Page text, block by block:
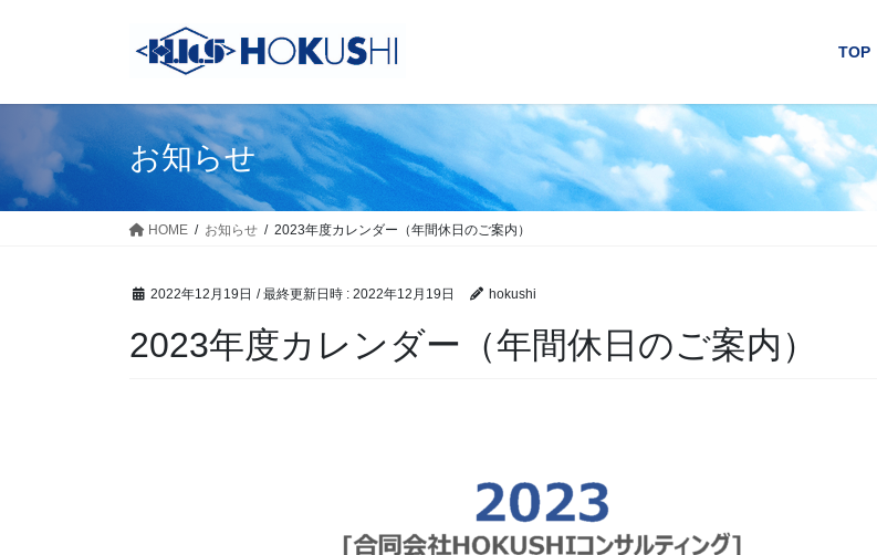
ス
キ
ン
に
TOP
お知らせ
HOME お知らせ 2023年度カレンダー（年間休日のご案内）
2022年12月19日 / 最終更新日時 : 2022年12月19日 hokushi
2023年度カレンダー（年間休日のご案内）